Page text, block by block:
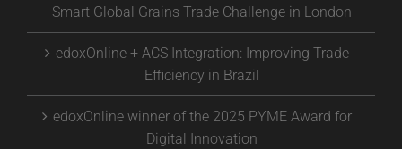
Smart Global Grains Trade Challenge in London
edoxOnline + ACS Integration: Improving Trade
Efficiency in Brazil
edoxOnline winner of the 2025 PYME Award for
Digital Innovation